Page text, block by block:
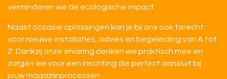
verminderen we de ecologische impact.
Naast occasie oplossingen kan je bij ons ook terecht
voor nieuwe installaties, advies en begeleiding van A tot
Z. Dankzij onze ervaring denken we praktisch mee en
zorgen we voor een inrichting die perfect aansluit bij
jouw magazijnprocessen.